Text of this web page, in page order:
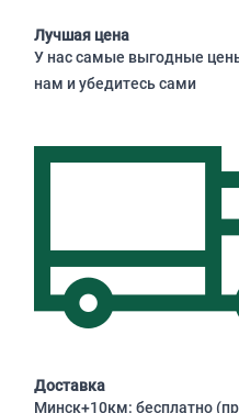
Лучшая цена
У нас самые выгодные
нам и убедитесь сами
Доставка
Минск+10км: бесплатно